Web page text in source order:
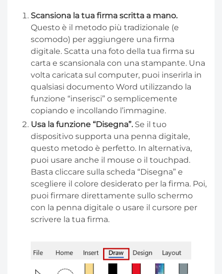
Scansiona la tua firma scritta a mano.
Questo è il metodo più tradizionale (e
scomodo) per aggiungere una firma
digitale. Scatta una foto della tua firma su
carta e scansionala con una stampante. Una
volta caricata sul computer, puoi inserirla in
qualsiasi documento Word utilizzando la
funzione “inserisci” o semplicemente
copiando e incollando l’immagine.
Usa la funzione “Disegna”. Se il tuo
dispositivo supporta una penna digitale,
questo metodo è perfetto. In alternativa,
puoi usare anche il mouse o il touchpad.
Basta cliccare sulla scheda “Disegna” e
scegliere il colore desiderato per la firma. Poi,
puoi firmare direttamente sullo schermo
con la penna digitale o usare il cursore per
scrivere la tua firma.